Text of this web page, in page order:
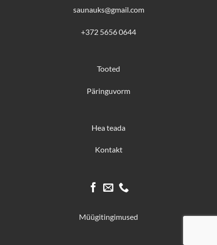
saunauks@gmail.com
+372 5656 0644
Tooted
Päringuvorm
Hea teada
Kontakt
Müügitingimused